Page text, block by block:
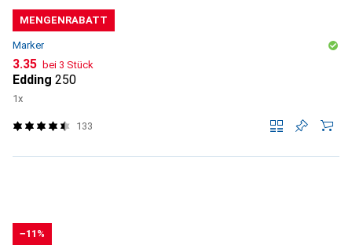
MENGENRABATT
Marker
CHF
3.35 bei 3 Stück
Edding 250
1x
133
−11%